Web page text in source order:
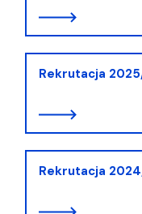
Rekrutacja
Rekrutacja